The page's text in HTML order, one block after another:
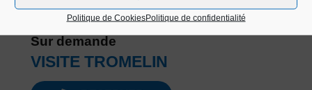
Politique de CookiesPolitique de confidentialité
Sur demande
VISITE TROMELIN